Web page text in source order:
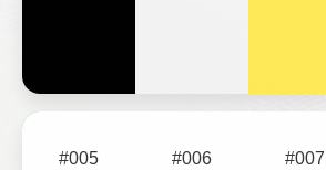
#005 #006 #007